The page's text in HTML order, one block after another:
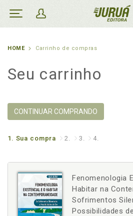
HOME Carrinho de compras
Seu carrinho
CONTINUAR COMPRANDO
1. Sua compra 2. 3. 4.
Fenomenologia
Habitar na
Sofrimentos
Possibilidades